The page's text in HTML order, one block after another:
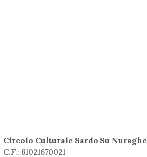
Circolo Culturale Sardo Su Nuraghe
C.F.: 81021670021